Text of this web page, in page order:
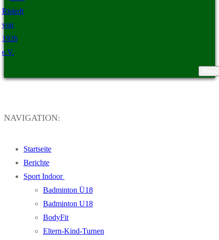
NAVIGATION:
Startseite
Berichte
Sport Indoor
Badminton Ü18
Badminton U18
BodyFit
Eltern-Kind-Turnen